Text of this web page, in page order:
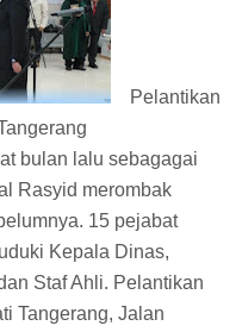
Pelantikan
bulan lalu sebagagai
Rasyid merombak
15 pejabat
Kepala Dinas,
Staf Ahli. Pelantikan
Tangerang, Jalan